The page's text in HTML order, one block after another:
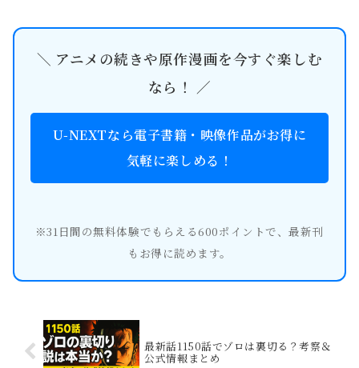
＼ アニメの続きや原作漫画を今すぐ楽しむ
なら！ ／
U-NEXTなら電子書籍・映像作品がお得に
気軽に楽しめる！
※31日間の無料体験でもらえる600ポイントで、最新刊
もお得に読めます。
最新話1150話でゾロは裏切る？考察＆
公式情報まとめ